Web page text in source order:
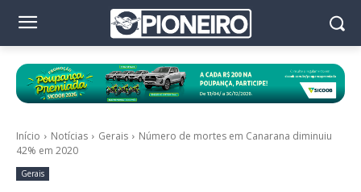
Início Notícias Gerais
Número de mortes em Canarana diminuiu
42% em 2020
Gerais